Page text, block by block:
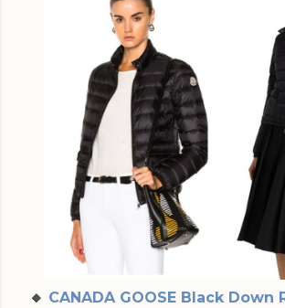
🔸 CANADA GOOSE Black Down